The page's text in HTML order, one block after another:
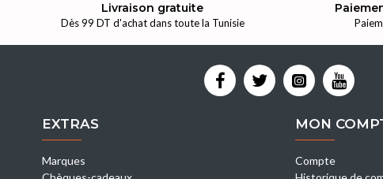
Livraison gratuite
Dès 99 DT d'achat dans toute la Tunisie
EXTRAS
Marques
MON
Compte